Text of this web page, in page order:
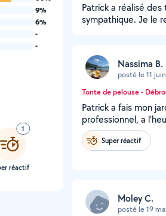
9%
6%
-
-
1
réactif
Patrick a réalisé
sympathique. Je le
Nassima B.
posté le 11
Tonte de pelouse -
Patrick a fais mon
professionnel, a
Super réactif
Moley C.
posté le 19